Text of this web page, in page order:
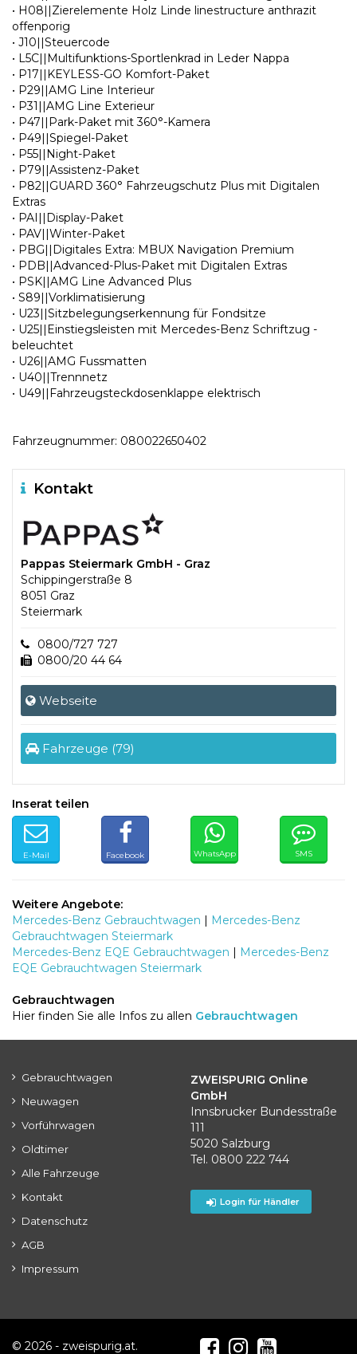
• H08||Zierelemente Holz Linde linestructure anthrazit
offenporig
• J10||Steuercode
• L5C||Multifunktions-Sportlenkrad in Leder Nappa
• P17||KEYLESS-GO Komfort-Paket
• P29||AMG Line Interieur
• P31||AMG Line Exterieur
• P47||Park-Paket mit 360°-Kamera
• P49||Spiegel-Paket
• P55||Night-Paket
• P79||Assistenz-Paket
• P82||GUARD 360° Fahrzeugschutz Plus mit Digitalen
Extras
• PAI||Display-Paket
• PAV||Winter-Paket
• PBG||Digitales Extra: MBUX Navigation Premium
• PDB||Advanced-Plus-Paket mit Digitalen Extras
• PSK||AMG Line Advanced Plus
• S89||Vorklimatisierung
• U23||Sitzbelegungserkennung für Fondsitze
• U25||Einstiegsleisten mit Mercedes-Benz Schriftzug -
beleuchtet
• U26||AMG Fussmatten
• U40||Trennnetz
• U49||Fahrzeugsteckdosenklappe elektrisch
Fahrzeugnummer: 080022650402
Kontakt
Pappas Steiermark GmbH - Graz
Schippingerstraße 8
8051 Graz
Steiermark
0800/727 727
0800/20 44 64
Webseite
Fahrzeuge (79)
Inserat teilen
E-Mail Facebook WhatsApp SMS
Weitere Angebote:
Mercedes-Benz Gebrauchtwagen | Mercedes-Benz
Gebrauchtwagen Steiermark
Mercedes-Benz EQE Gebrauchtwagen | Mercedes-Benz
EQE Gebrauchtwagen Steiermark
Gebrauchtwagen
Hier finden Sie alle Infos zu allen Gebrauchtwagen
Gebrauchtwagen
Neuwagen
Vorführwagen
Oldtimer
Alle Fahrzeuge
Kontakt
Datenschutz
AGB
Impressum
ZWEISPURIG Online
GmbH
Innsbrucker Bundesstraße
111
5020 Salzburg
Tel. 0800 222 744
Login für Händler
© 2026 - zweispurig.at.